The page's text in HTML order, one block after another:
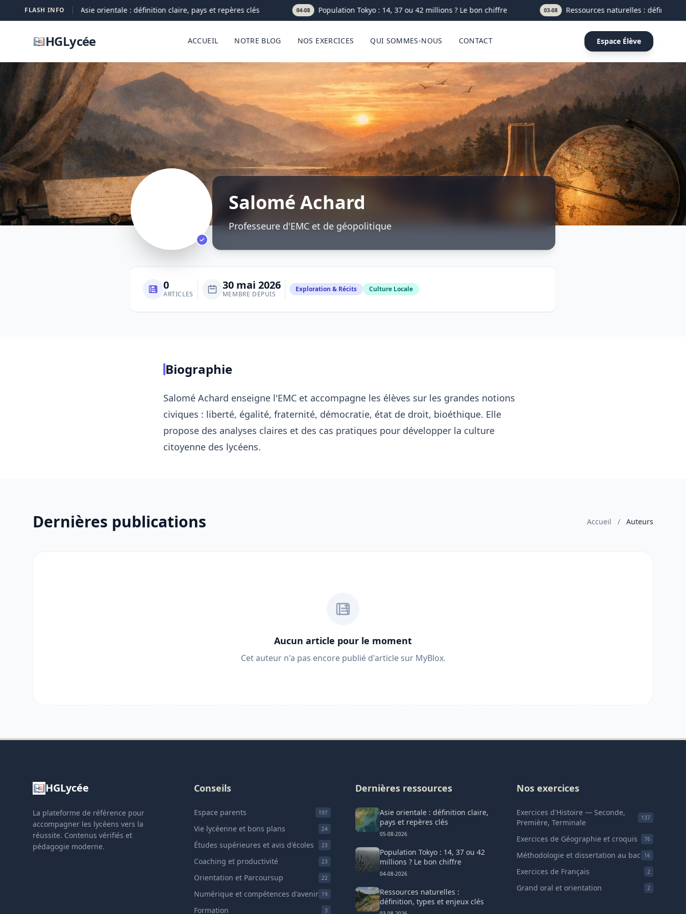
FLASH INFO
05-08 Asie orientale : définition claire, pays et repères clés 04-08 Population Tokyo : 14, 37 ou 42 millions ? Le bon chiffre 03-08 Ressources naturelles : définition,
HGLycée ACCUEIL NOTRE BLOG NOS EXERCICES QUI SOMMES-NOUS CONTACT Espace Élève
Salomé Achard
Professeure d'EMC et de géopolitique
0
ARTICLES
30 mai 2026
MEMBRE DEPUIS
Exploration & Récits Culture Locale
Biographie
Salomé Achard enseigne l'EMC et accompagne les élèves sur les grandes notions
civiques : liberté, égalité, fraternité, démocratie, état de droit, bioéthique. Elle
propose des analyses claires et des cas pratiques pour développer la culture
citoyenne des lycéens.
Dernières publications Accueil / Auteurs
Aucun article pour le moment
Cet auteur n'a pas encore publié d'article sur MyBlox.
HGLycée
La plateforme de référence pour
accompagner les lycéens vers la
réussite. Contenus vérifiés et
pédagogie moderne.
Conseils
Espace parents 197
Vie lycéenne et bons plans 24
Études supérieures et avis d'écoles 23
Coaching et productivité 23
Orientation et Parcoursup 22
Numérique et compétences d'avenir 19
Formation 3
Dernières ressources
Asie orientale : définition claire,
pays et repères clés
05-08-2026
Population Tokyo : 14, 37 ou 42
millions ? Le bon chiffre
04-08-2026
Ressources naturelles :
définition, types et enjeux clés
Nos exercices
Exercices d'Histoire — Seconde,
Première, Terminale
137
Exercices de Géographie et croquis 76
Méthodologie et dissertation au bac 16
Exercices de Français 2
Grand oral et orientation 2